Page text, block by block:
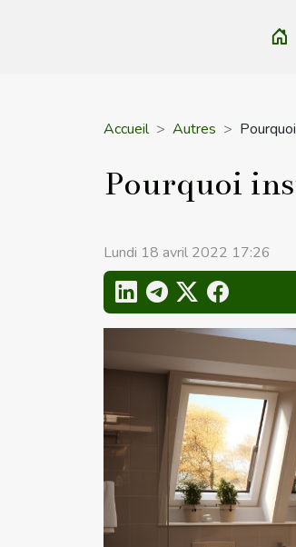
Accueil Autres
Pourquoi
Lundi 18 avril 2022 17:26